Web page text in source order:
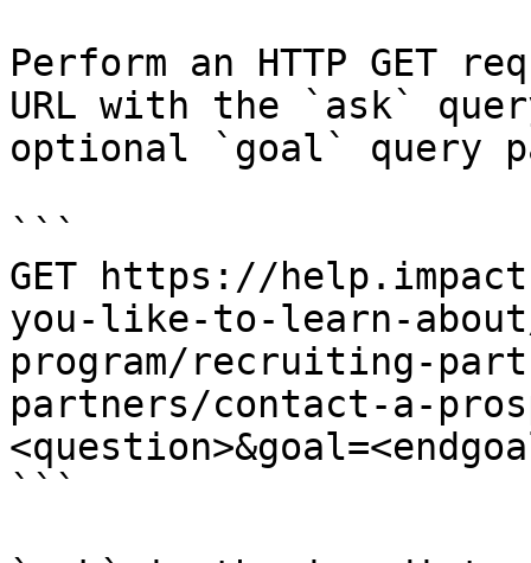
Perform an HTTP GET
URL with the `ask`
optional `goal` query
```
GET https://
you-like-to-learn-
program/recruiting-
partners/contact-a-
```